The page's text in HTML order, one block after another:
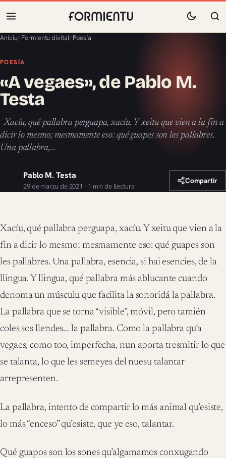
Aniciu/ Formientu dixital/ Poesía
POESÍA
«A vegaes», de Pablo M.
Testa
Xacíu, qué pallabra perguapa, xacíu. Y xeitu que vien a la fin a
dicir lo mesmo; mesmamente eso: qué guapes son les pallabres.
Una pallabra,…
Pablo M. Testa
29 de marzu de 2021 · 1 min de llectura
Compartir
Xacíu, qué pallabra perguapa, xacíu. Y xeitu que vien a la
fin a dicir lo mesmo; mesmamente eso: qué guapes son
les pallabres. Una pallabra, esencia, si hai esencies, de la
llingua. Y llingua, qué pallabra más ablucante cuando
denoma un músculu que facilita la sonoridá la pallabra.
La pallabra que se torna “visible”, móvil, pero tamién
coles sos llendes… la pallabra. Como la pallabra qu’a
vegaes, como too, imperfecha, nun aporta tresmitir lo que
se talanta, lo que les semeyes del nuesu talantar
arrepresenten.
La pallabra, intento de compartir lo más animal qu’esiste,
lo más “enceso” qu’esiste, que ye eso, talantar.
Qué guapos son los sones qu’algamamos conxugando